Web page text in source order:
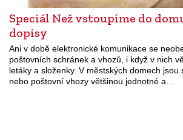
Speciál Než vstoupíme do
dopisy
Ani v době elektronické komunikace se
poštovních schránek a vhozů, i když v nich
letáky a složenky. V městských domech jsou
nebo poštovní vhozy většinou jednotné a…